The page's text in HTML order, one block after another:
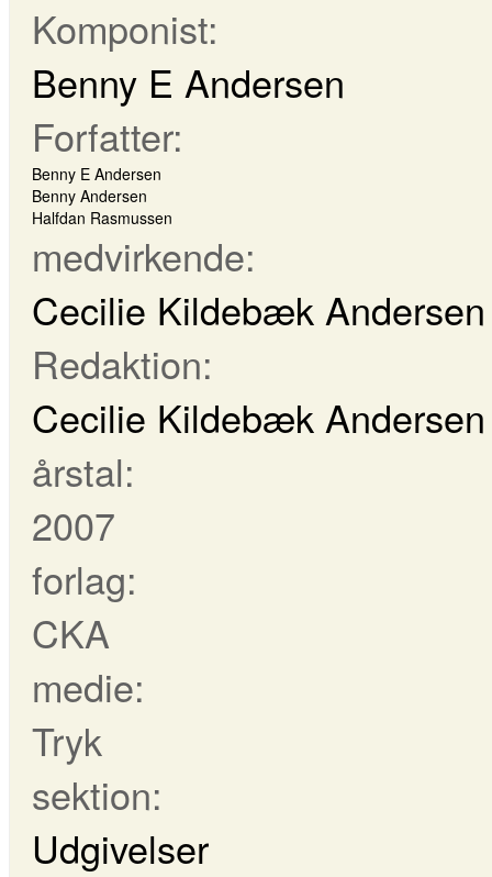
Komponist:
Benny E Andersen
Forfatter:
Benny E Andersen
Benny Andersen
Halfdan Rasmussen
medvirkende:
Cecilie Kildebæk Andersen
Redaktion:
Cecilie Kildebæk Andersen
årstal:
2007
forlag:
CKA
medie:
Tryk
sektion:
Udgivelser